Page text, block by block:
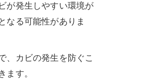
が発生しやすい環境が
なる可能性がありま
、カビの発生を防ぐこ
ます。